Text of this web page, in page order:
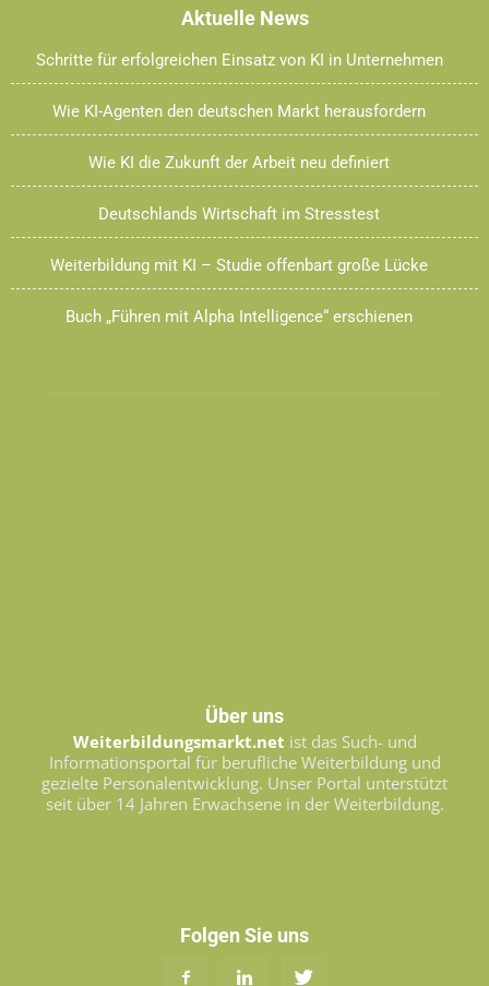
Aktuelle News
Schritte für erfolgreichen Einsatz von KI in Unternehmen
Wie KI-Agenten den deutschen Markt herausfordern
Wie KI die Zukunft der Arbeit neu definiert
Deutschlands Wirtschaft im Stresstest
Weiterbildung mit KI – Studie offenbart große Lücke
Buch „Führen mit Alpha Intelligence“ erschienen
Über uns
Weiterbildungsmarkt.net ist das Such- und
Informationsportal für berufliche Weiterbildung und
gezielte Personalentwicklung. Unser Portal unterstützt
seit über 14 Jahren Erwachsene in der Weiterbildung.
Folgen Sie uns